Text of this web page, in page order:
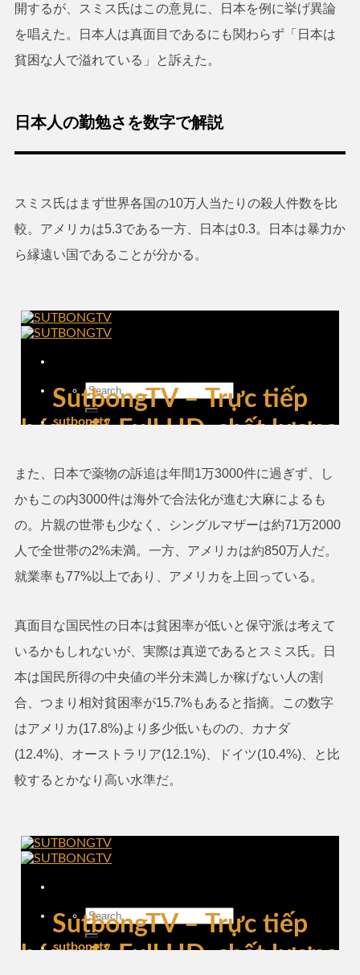
開するが、スミス氏はこの意見に、日本を例に挙げ異論
を唱えた。日本人は真面目であるにも関わらず「日本は
貧困な人で溢れている」と訴えた。
日本人の勤勉さを数字で解説
スミス氏はまず世界各国の10万人当たりの殺人件数を比
較。アメリカは5.3である一方、日本は0.3。日本は暴力か
ら縁遠い国であることが分かる。
また、日本で薬物の訴追は年間1万3000件に過ぎず、し
かもこの内3000件は海外で合法化が進む大麻によるも
の。片親の世帯も少なく、シングルマザーは約71万2000
人で全世帯の2%未満。一方、アメリカは約850万人だ。
就業率も77%以上であり、アメリカを上回っている。
真面目な国民性の日本は貧困率が低いと保守派は考えて
いるかもしれないが、実際は真逆であるとスミス氏。日
本は国民所得の中央値の半分未満しか稼げない人の割
合、つまり相対貧困率が15.7%もあると指摘。この数字
はアメリカ(17.8%)より多少低いものの、カナダ
(12.4%)、オーストラリア(12.1%)、ドイツ(10.4%)、と比
較するとかなり高い水準だ。